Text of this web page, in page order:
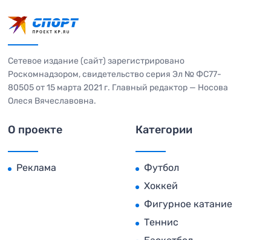
Сетевое издание (сайт) зарегистрировано
Роскомнадзором, свидетельство серия Эл № ФС77-
80505 от 15 марта 2021 г. Главный редактор — Носова
Олеся Вячеславовна.
О проекте
Реклама
Категории
Футбол
Хоккей
Фигурное катание
Теннис